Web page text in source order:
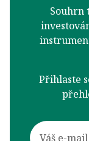
Souhrn
Přihlaste